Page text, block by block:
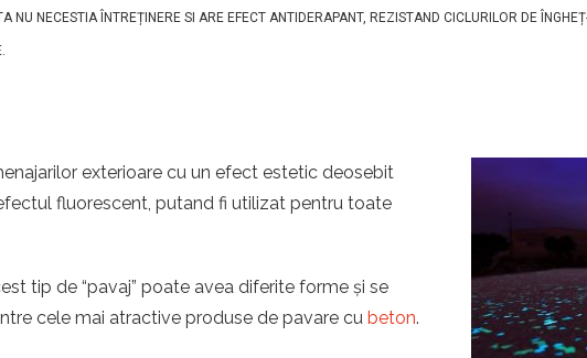
NECESTIA ÎNTREȚINERE SI ARE EFECT ANTIDERAPANT, REZISTAND CICLURILOR DE
exterioare cu un efect estetic deosebit
fluorescent, putand fi utilizat pentru toate
tip de “pavaj” poate avea diferite forme și se
cele mai atractive produse de pavare cu beton.